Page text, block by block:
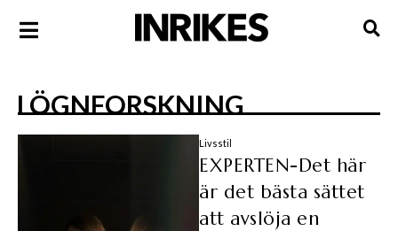
LÖGNFORSKNING
Livsstil
EXPERTEN-Det här
är det bästa sättet
att avslöja en